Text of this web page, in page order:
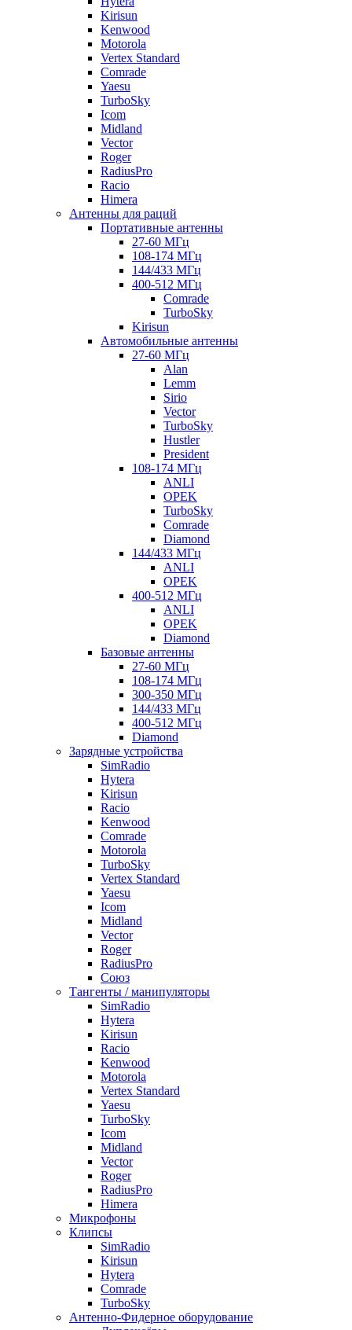
Kirisun
Kenwood
Motorola
Vertex Standard
Comrade
Yaesu
TurboSky
Icom
Midland
Vector
Roger
RadiusPro
Racio
Himera
Антенны для раций
Портативные антенны
27-60 МГц
108-174 МГц
144/433 МГц
400-512 МГц
Comrade
TurboSky
Kirisun
Автомобильные антенны
27-60 МГц
Alan
Lemm
Sirio
Vector
TurboSky
Hustler
President
108-174 МГц
ANLI
OPEK
TurboSky
Comrade
Diamond
144/433 МГц
ANLI
OPEK
400-512 МГц
ANLI
OPEK
Diamond
Базовые антенны
27-60 МГц
108-174 МГц
300-350 МГц
144/433 МГц
400-512 МГц
Diamond
Зарядные устройства
SimRadio
Hytera
Kirisun
Racio
Kenwood
Comrade
Motorola
TurboSky
Vertex Standard
Yaesu
Icom
Midland
Vector
Roger
RadiusPro
Союз
Тангенты / манипуляторы
SimRadio
Hytera
Kirisun
Racio
Kenwood
Motorola
Vertex Standard
Yaesu
TurboSky
Icom
Midland
Vector
Roger
RadiusPro
Himera
Микрофоны
Клипсы
SimRadio
Kirisun
Hytera
Comrade
TurboSky
Антенно-Фидерное оборудование